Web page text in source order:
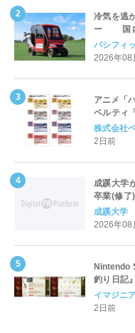
冷気を逃
ー 国内
Cart（エ
パシフィ
2026年08
アニメ「
ベルティ
対応につ
株式会社
2日前
成蹊大学
卒業(修了
全国第1
4.3pt）に
成蹊大学
2026年08
Nintendo
釣り日記
公開！
イマジニ
2日前